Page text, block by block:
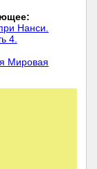
Нанси.
4.
Мировая